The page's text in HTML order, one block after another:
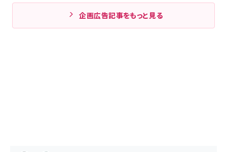
企画広告記事をもっと見る